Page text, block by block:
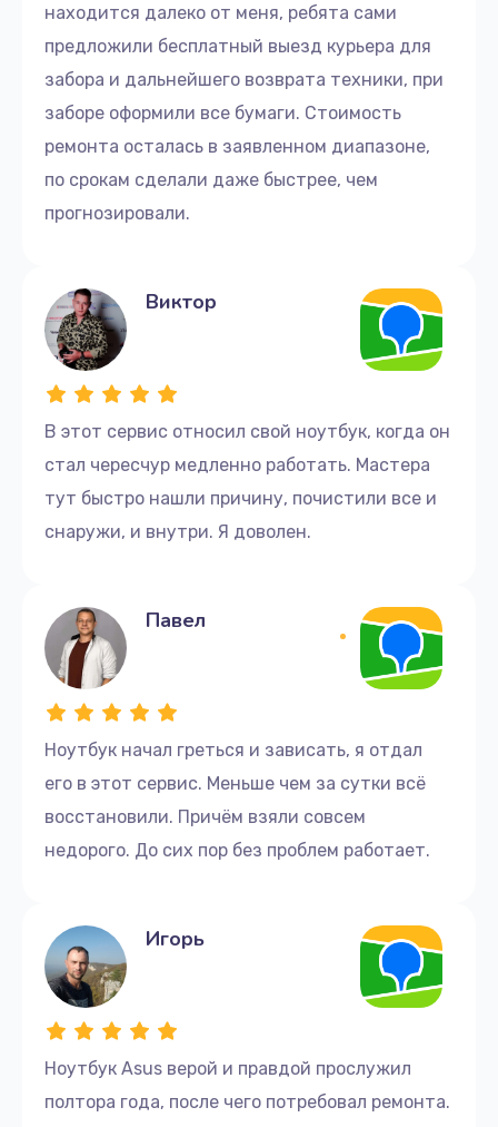
находится далеко от меня, ребята сами
предложили бесплатный выезд курьера для
забора и дальнейшего возврата техники, при
заборе оформили все бумаги. Стоимость
ремонта осталась в заявленном диапазоне,
по срокам сделали даже быстрее, чем
прогнозировали.
В этот сервис относил свой ноутбук, когда он
стал чересчур медленно работать. Мастера
тут быстро нашли причину, почистили все и
снаружи, и внутри. Я доволен.
Виктор
Ноутбук начал греться и зависать, я отдал
его в этот сервис. Меньше чем за сутки всё
восстановили. Причём взяли совсем
недорого. До сих пор без проблем работает.
Павел
Ноутбук Asus верой и правдой прослужил
полтора года, после чего потребовал ремонта.
Игорь